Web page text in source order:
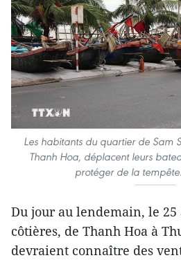
Les habitants du quartier de Sam
Thanh Hoa, déplacent leurs
protéger de la
Du jour au lendemain, le 25
côtières, de Thanh Hoa à
devraient connaître des